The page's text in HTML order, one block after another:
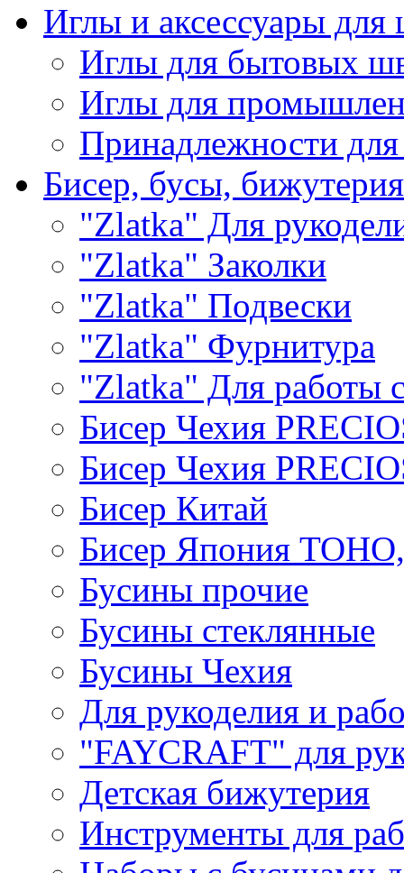
Иглы и аксессуары
Иглы для бытовых
Иглы для
Принадлежности
Бисер, бусы, бижутерия
"Zlatka" Для
"Zlatka" Заколки
"Zlatka" Подвески
"Zlatka" Фурнитура
"Zlatka" Для работы
Бисер Чехия
Бисер Чехия
Бисер Китай
Бисер Япония
Бусины прочие
Бусины стеклянные
Бусины Чехия
Для рукоделия и
"FAYCRAFT" для
Детская бижутерия
Инструменты для